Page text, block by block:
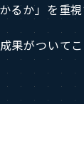
るか」を重
果がついて